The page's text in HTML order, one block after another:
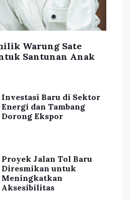
Warung Sate
Santunan Anak
Investasi Baru di Sektor
Energi dan Tambang
Dorong Ekspor
Proyek Jalan Tol Baru
Diresmikan untuk
Meningkatkan
Aksesibilitas